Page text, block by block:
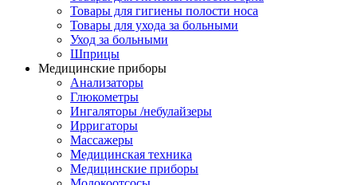
Товары для гигиены полости носа
Товары для ухода за больными
Уход за больными
Шприцы
Медицинские приборы
Анализаторы
Глюкометры
Ингаляторы /небулайзеры
Ирригаторы
Массажеры
Медицинская техника
Медицинские приборы